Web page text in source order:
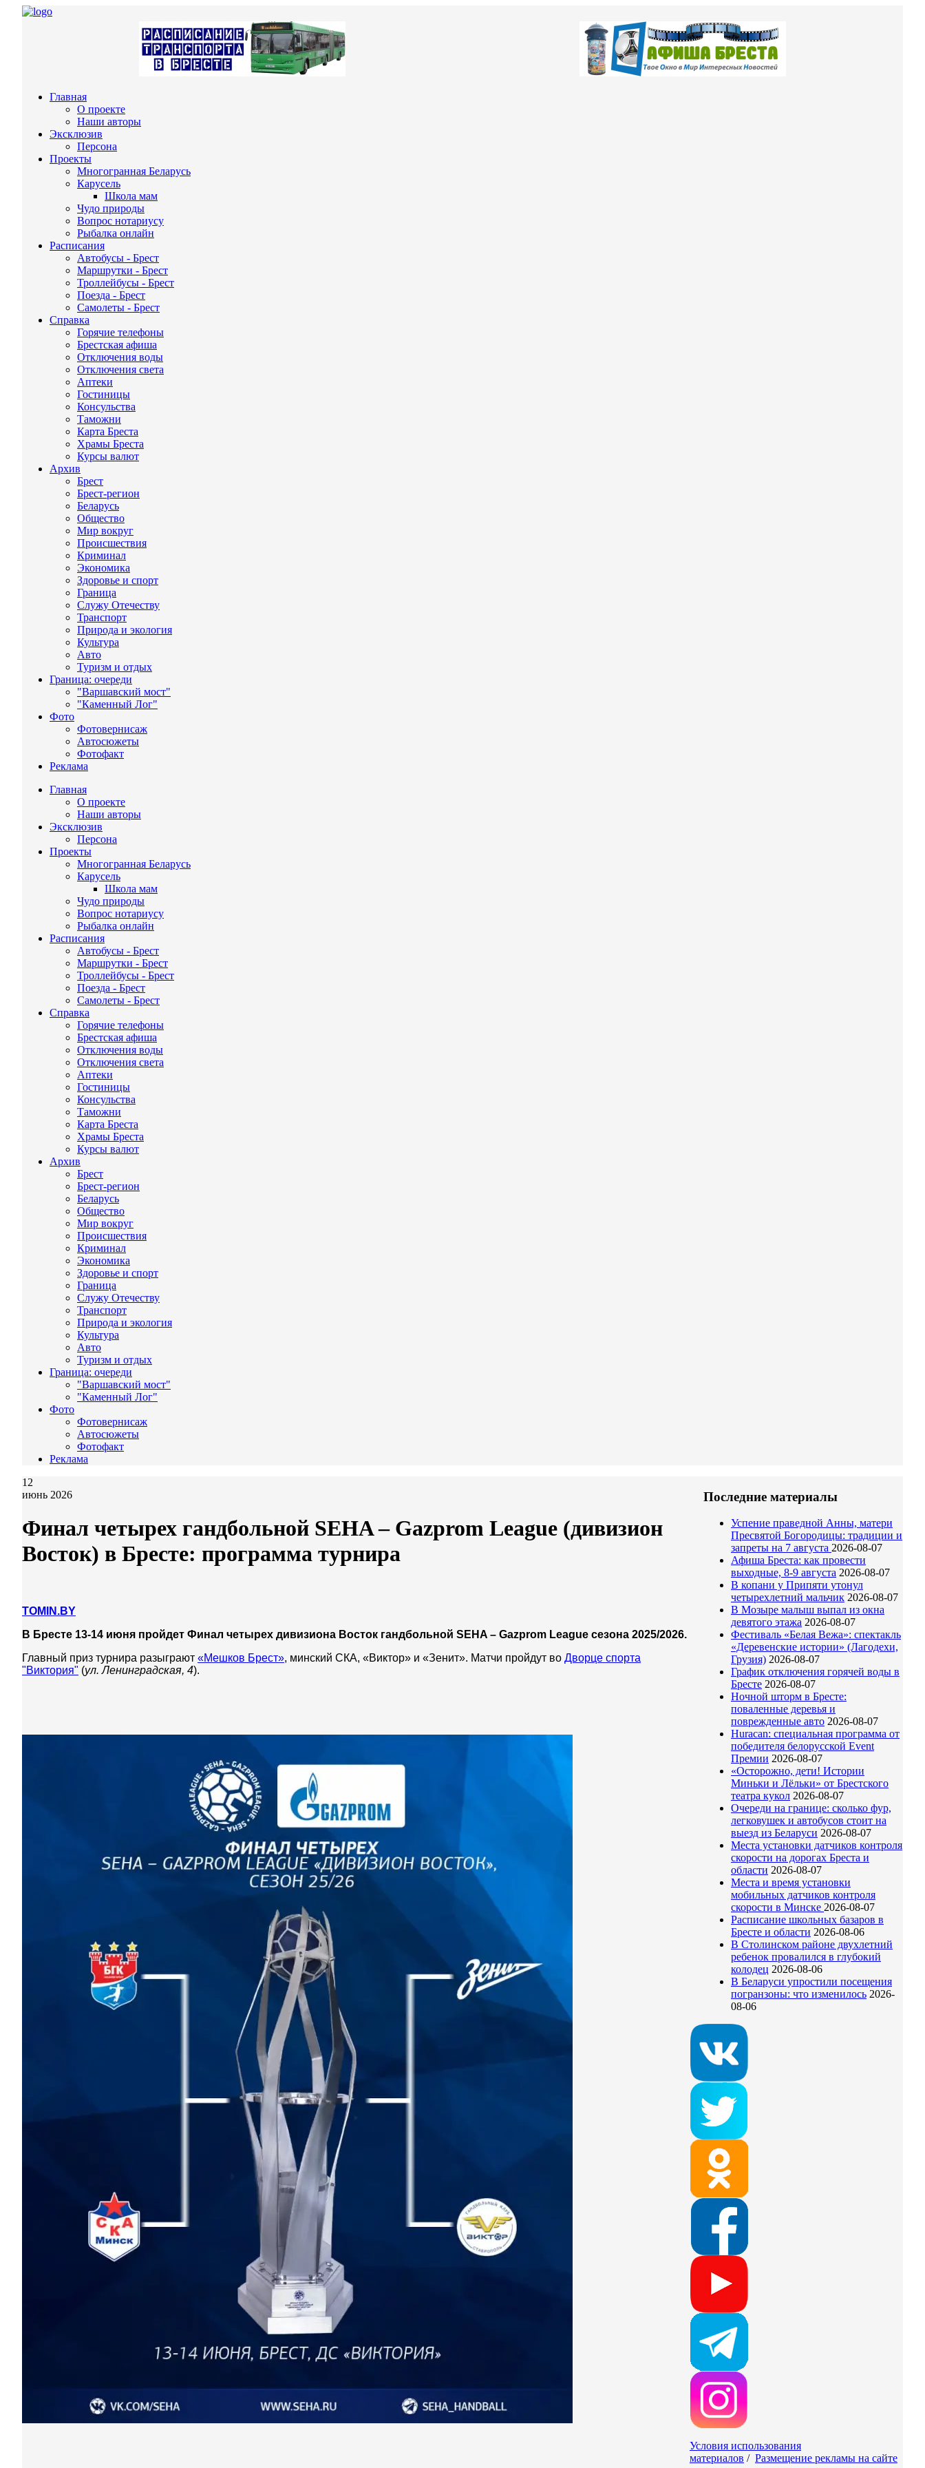
Главная
О проекте
Наши авторы
Эксклюзив
Персона
Проекты
Многогранная Беларусь
Карусель
Школа мам
Чудо природы
Вопрос нотариусу
Рыбалка онлайн
Расписания
Автобусы - Брест
Маршрутки - Брест
Троллейбусы - Брест
Поезда - Брест
Самолеты - Брест
Справка
Горячие телефоны
Брестская афиша
Отключения воды
Отключения света
Аптеки
Гостиницы
Консульства
Таможни
Карта Бреста
Храмы Бреста
Курсы валют
Архив
Брест
Брест-регион
Беларусь
Общество
Мир вокруг
Происшествия
Криминал
Экономика
Здоровье и спорт
Граница
Служу Отечеству
Транспорт
Природа и экология
Культура
Авто
Туризм и отдых
Граница: очереди
"Варшавский мост"
"Каменный Лог"
Фото
Фотовернисаж
Автосюжеты
Фотофакт
Реклама
Главная
О проекте
Наши авторы
Эксклюзив
Персона
Проекты
Многогранная Беларусь
Карусель
Школа мам
Чудо природы
Вопрос нотариусу
Рыбалка онлайн
Расписания
Автобусы - Брест
Маршрутки - Брест
Троллейбусы - Брест
Поезда - Брест
Самолеты - Брест
Справка
Горячие телефоны
Брестская афиша
Отключения воды
Отключения света
Аптеки
Гостиницы
Консульства
Таможни
Карта Бреста
Храмы Бреста
Курсы валют
Архив
Брест
Брест-регион
Беларусь
Общество
Мир вокруг
Происшествия
Криминал
Экономика
Здоровье и спорт
Граница
Служу Отечеству
Транспорт
Природа и экология
Культура
Авто
Туризм и отдых
Граница: очереди
"Варшавский мост"
"Каменный Лог"
Фото
Фотовернисаж
Автосюжеты
Фотофакт
Реклама
12
июнь 2026
Финал четырех гандбольной SEHA – Gazprom League (дивизион
Восток) в Бресте: программа турнира
TOMIN.BY
В Бресте 13-14 июня пройдет Финал четырех дивизиона Восток гандбольной SEHA – Gazprom League сезона 2025/2026.
Главный приз турнира разыграют «Мешков Брест», минский СКА, «Виктор» и «Зенит». Матчи пройдут во Дворце спорта
"Виктория" (ул. Ленинградская, 4).
Последние материалы
Успение праведной Анны, матери
Пресвятой Богородицы: традиции и
запреты на 7 августа 2026-08-07
Афиша Бреста: как провести
выходные, 8-9 августа 2026-08-07
В копани у Припяти утонул
четырехлетний мальчик 2026-08-07
В Мозыре малыш выпал из окна
девятого этажа 2026-08-07
Фестиваль «Белая Вежа»: спектакль
«Деревенские истории» (Лагодехи,
Грузия) 2026-08-07
График отключения горячей воды в
Бресте 2026-08-07
Ночной шторм в Бресте:
поваленные деревья и
поврежденные авто 2026-08-07
Huracan: специальная программа от
победителя белорусской Event
Премии 2026-08-07
«Осторожно, дети! Истории
Миньки и Лёльки» от Брестского
театра кукол 2026-08-07
Очереди на границе: сколько фур,
легковушек и автобусов стоит на
выезд из Беларуси 2026-08-07
Места установки датчиков контроля
скорости на дорогах Бреста и
области 2026-08-07
Места и время установки
мобильных датчиков контроля
скорости в Минске 2026-08-07
Расписание школьных базаров в
Бресте и области 2026-08-06
В Столинском районе двухлетний
ребенок провалился в глубокий
колодец 2026-08-06
В Беларуси упростили посещения
погранзоны: что изменилось 2026-
08-06
Условия использования
материалов / Размещение рекламы на сайте